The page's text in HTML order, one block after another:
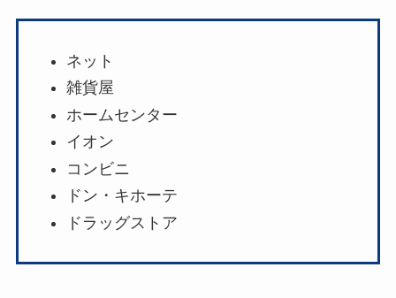
ネット
雑貨屋
ホームセンター
イオン
コンビニ
ドン・キホーテ
ドラッグストア